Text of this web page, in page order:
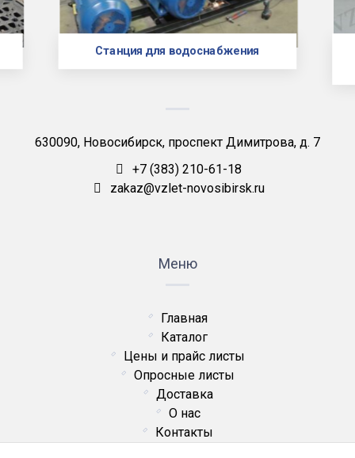
Станция для водоснабжения
630090, Новосибирск, проспект Димитрова, д. 7
+7 (383) 210-61-18
zakaz@vzlet-novosibirsk.ru
Меню
Главная
Каталог
Цены и прайс листы
Опросные листы
Доставка
О нас
Контакты